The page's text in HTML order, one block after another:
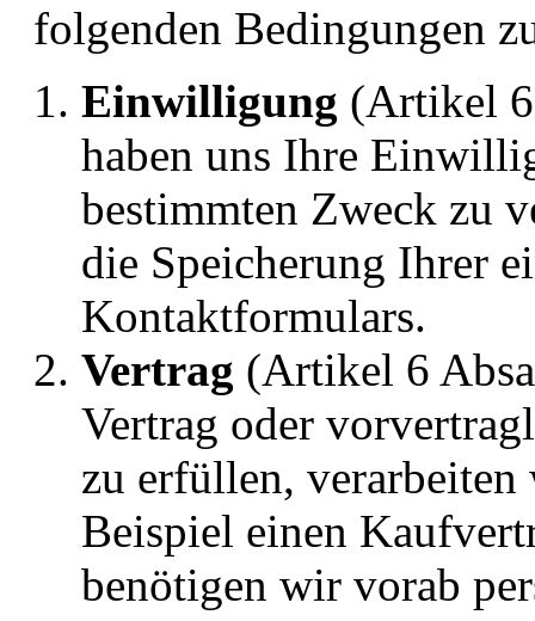
folgenden Bedingungen
Einwilligung (Artikel
haben uns Ihre
bestimmten Zweck zu
die Speicherung Ihrer
Kontaktformulars.
Vertrag (Artikel 6
Vertrag oder
zu erfüllen,
Beispiel einen
benötigen wir vorab